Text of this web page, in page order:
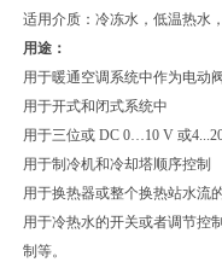
适用介质：冷冻水，低温热水
用途：
用于暖通空调系统中作为电动
用于开式和闭式系统中
用于三位或 DC 0…10 V 或
用于制冷机和冷却塔顺序控制
用于换热器或整个换热站水流
用于冷热水的开关或者调节控
制等。